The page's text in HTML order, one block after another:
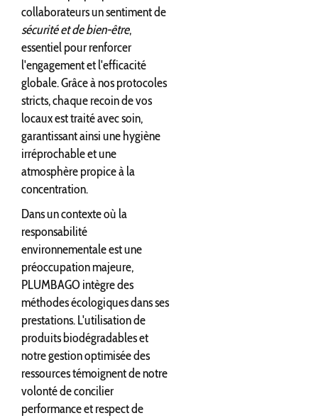
collaborateurs un sentiment de
sécurité et de bien-être,
essentiel pour renforcer
l'engagement et l'efficacité
globale. Grâce à nos protocoles
stricts, chaque recoin de vos
locaux est traité avec soin,
garantissant ainsi une hygiène
irréprochable et une
atmosphère propice à la
concentration.
Dans un contexte où la
responsabilité
environnementale est une
préoccupation majeure,
PLUMBAGO intègre des
méthodes écologiques dans ses
prestations. L'utilisation de
produits biodégradables et
notre gestion optimisée des
ressources témoignent de notre
volonté de concilier
performance et respect de